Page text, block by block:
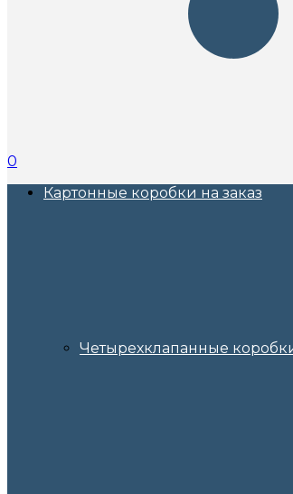
0
Картонные коробки на заказ
Четырехклапанные